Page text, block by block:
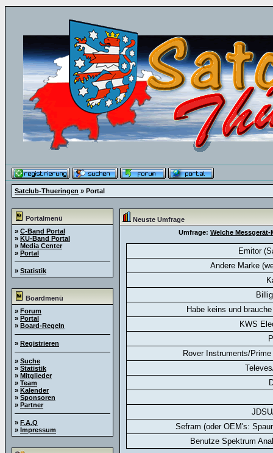
Satclub-Thueringen » Portal
Portalmenü
» C-Band Portal
» KU-Band Portal
» Media Center
» Portal
» Statistik
Boardmenü
» Forum
» Portal
» Board-Regeln
» Registrieren
» Suche
» Statistik
» Mitglieder
» Team
» Kalender
» Sponsoren
» Partner
» F.A.Q
» Impressum
Neuste Umfrage
Umfrage: Welche
Emitor
Andere Marke
Habe keins und
KWS
Rover Instruments/
Sefram (oder OEM's:
Benutze Spektrum